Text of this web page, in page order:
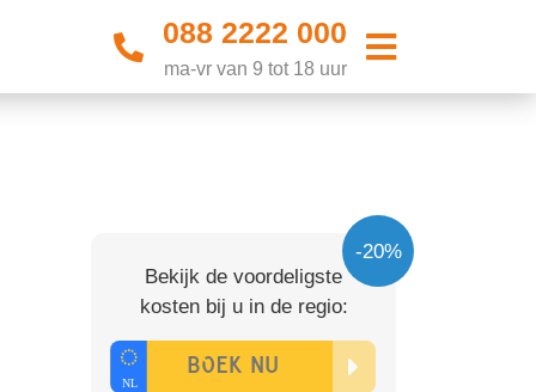
088 2222 000
ma-vr van 9 tot 18 uur
-20%
Bekijk de voordeligste
kosten bij u in de regio: